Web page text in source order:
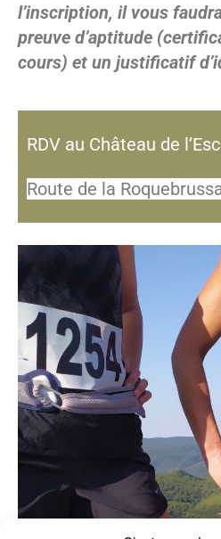
l’inscription, il vous
preuve d’aptitude
cours) et un justificatif
RDV au Château de
Route de la